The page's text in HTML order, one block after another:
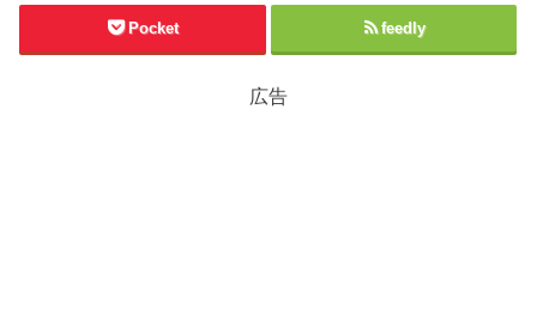
Pocket feedly
広告